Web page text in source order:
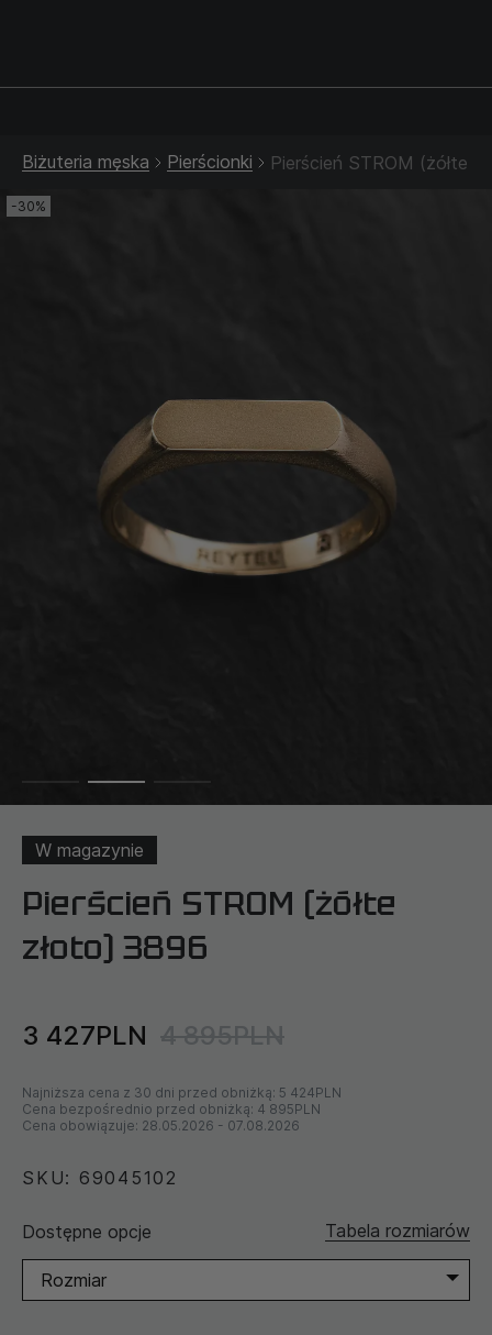
Biżuteria męska Pierścionki Pierścień STROM (żółte
-30%
W magazynie
Pierścień STROM (żółte
złoto) 3896
3 427PLN 4 895PLN
Najniższa cena z 30 dni przed obniżką: 5 424PLN
Cena bezpośrednio przed obniżką: 4 895PLN
Cena obowiązuje: 28.05.2026 - 07.08.2026
SKU: 69045102
Dostępne opcje Tabela rozmiarów
Rozmiar